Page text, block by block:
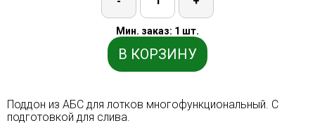
Мин. заказ: 1 шт.
В КОРЗИНУ
Поддон из АБС для лотков многофункциональный. С
подготовкой для слива.